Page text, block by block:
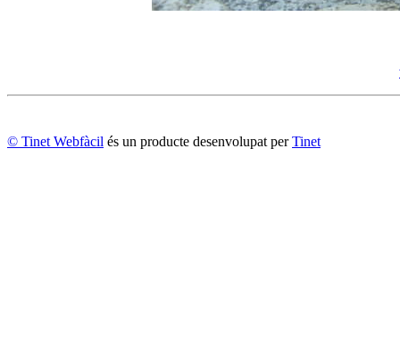
© Tinet Webfàcil és un producte desenvolupat perTinet